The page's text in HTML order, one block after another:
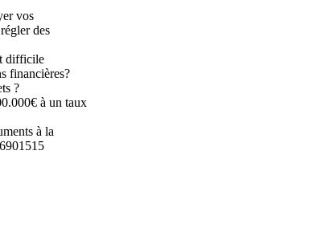
vos
des
difficile
financières?
?
à un taux
à la